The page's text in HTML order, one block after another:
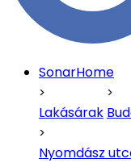
SonarHome
Lakásárak
Nyomdász